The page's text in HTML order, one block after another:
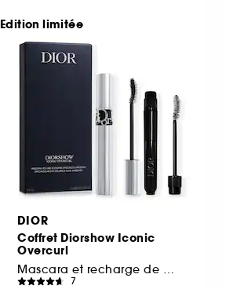
DIOR
Coffret Diorshow Iconic
Overcurl
7
Edition limitée